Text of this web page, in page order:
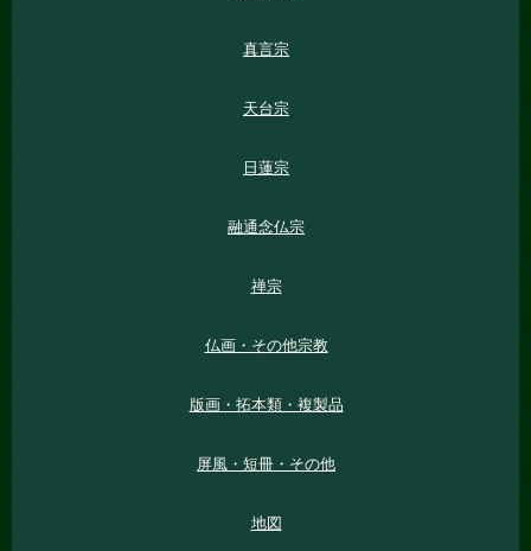
真言宗
天台宗
日蓮宗
融通念仏宗
禅宗
仏画・その他宗教
版画・拓本類・複製品
屏風・短冊・その他
地図